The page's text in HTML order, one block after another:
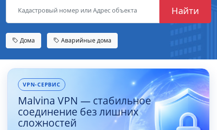
Найти
Дома Аварийные дома
VPN-СЕРВИС
Malvina VPN — стабильное
соединение без лишних
сложностей